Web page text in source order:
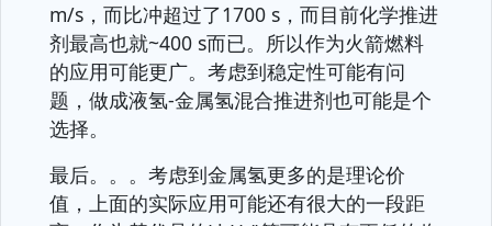
m/s，而比冲超过了1700 s，而目前化学推进
剂最高也就~400 s而已。所以作为火箭燃料
的应用可能更广。考虑到稳定性可能有问
题，做成液氢-金属氢混合推进剂也可能是个
选择。
最后。。。考虑到金属氢更多的是理论价
值，上面的实际应用可能还有很大的一段距